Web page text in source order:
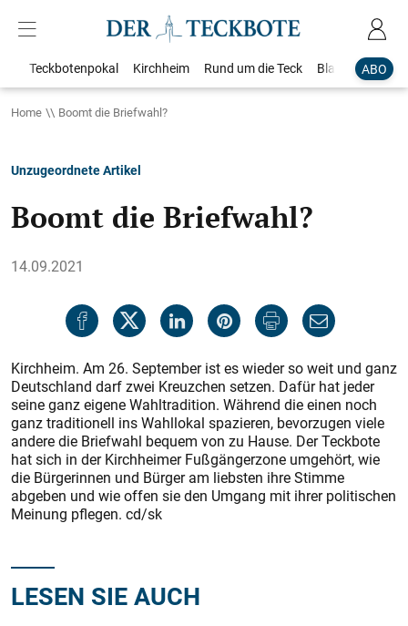
ABO
Teckbotenpokal Kirchheim Rund um die Teck Blaulicht
Home Boomt die Briefwahl?
Unzugeordnete Artikel
Boomt die Briefwahl?
14.09.2021
Kirchheim. Am 26. September ist es wieder so weit und ganz
Deutschland darf zwei Kreuzchen setzen. Dafür hat jeder
seine ganz eigene Wahltradition. Während die einen noch
ganz traditionell ins Wahllokal spazieren, bevorzugen viele
andere die Briefwahl bequem von zu Hause. Der Teckbote
hat sich in der Kirchheimer Fußgängerzone umgehört, wie
die Bürgerinnen und Bürger am liebsten ihre Stimme
abgeben und wie offen sie den Umgang mit ihrer politischen
Meinung pflegen. cd/sk
LESEN SIE AUCH